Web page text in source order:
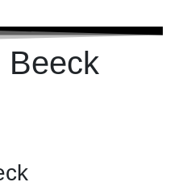
Beeck